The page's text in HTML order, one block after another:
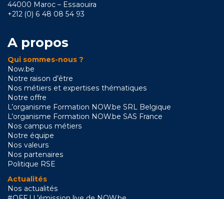
44000 Maroc – Essaouira
+212 (0) 6 48 08 54 93
A propos
Qui sommes-nous ?
Now.be
Notre raison d’être
Nos métiers et expertises thématiques
Notre offre
L’organisme Formation NOW.be SRL Belgique
L’organisme Formation NOW.be SAS France
Nos campus métiers
Notre équipe
Nos valeurs
Nos partenaires
Politique RSE
Actualités
Nos actualités